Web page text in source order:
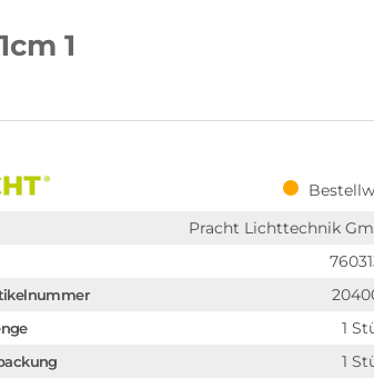
1
Pracht Lichttechnik
1
1